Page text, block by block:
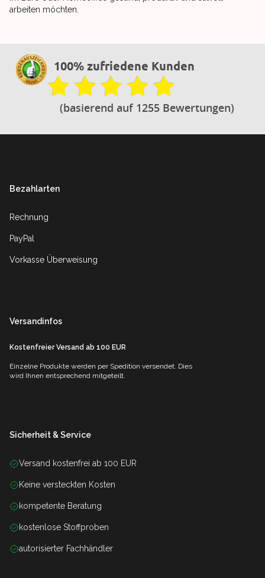
arbeiten möchten.
100% zufriedene Kunden
(basierend auf 1255 Bewertungen)
Bezahlarten
Rechnung
PayPal
Vorkasse Überweisung
Versandinfos
Kostenfreier Versand ab 100 EUR
Einzelne Produkte werden per Spedition versendet. Dies
wird Ihnen entsprechend mitgeteilt.
Sicherheit & Service
Versand kostenfrei ab 100 EUR
Keine versteckten Kosten
kompetente Beratung
kostenlose Stoffproben
autorisierter Fachhändler